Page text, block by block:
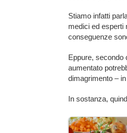
Stiamo infatti
medici ed esperti
conseguenze
Eppure, secondo
aumentato
dimagrimento –
In sostanza,